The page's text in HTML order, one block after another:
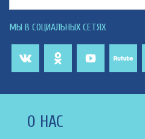
МЫ В СОЦИАЛЬНЫХ СЕТЯХ
О НАС